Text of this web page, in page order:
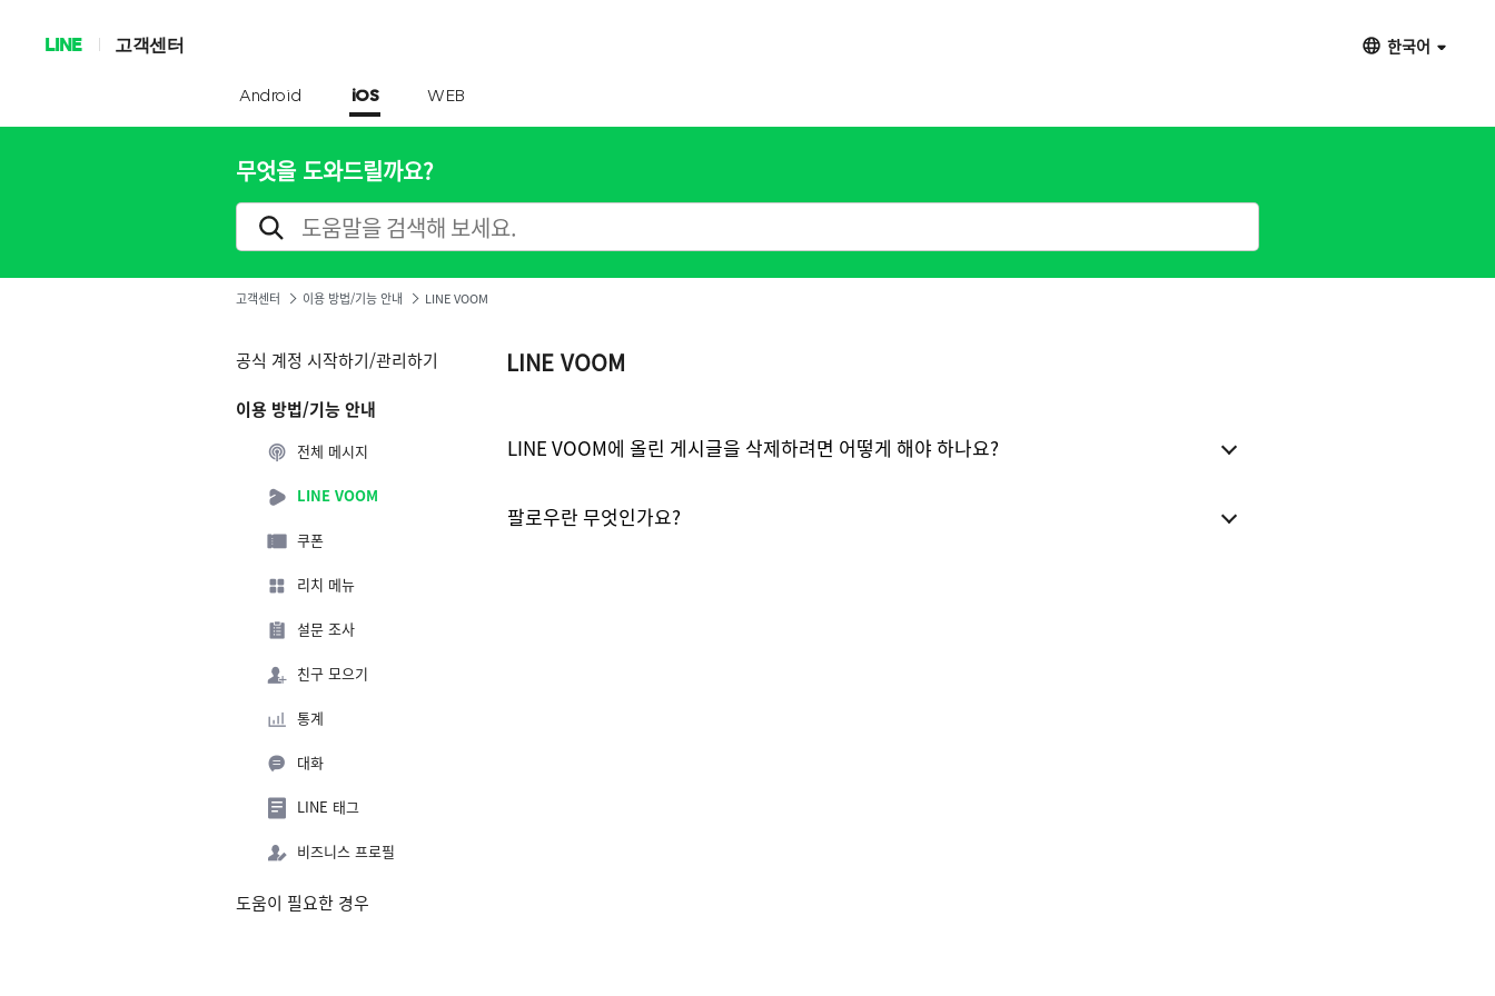
LINE 고객센터 한국어
Android iOS WEB
무엇을 도와드릴까요?
고객센터 이용 방법/기능 안내 LINE VOOM
공식 계정 시작하기/관리하기
이용 방법/기능 안내
전체 메시지
LINE VOOM
쿠폰
리치 메뉴
설문 조사
친구 모으기
통계
대화
LINE 태그
비즈니스 프로필
도움이 필요한 경우
LINE VOOM
LINE VOOM에 올린 게시글을 삭제하려면 어떻게 해야 하나요?
팔로우란 무엇인가요?